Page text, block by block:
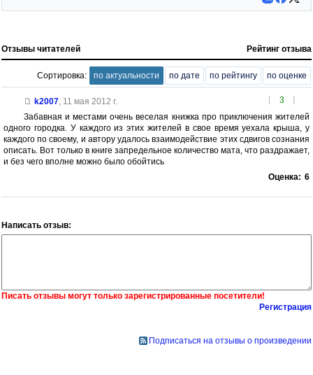
Отзывы читателей Рейтинг отзыва
Сортировка: по актуальности по дате по рейтингу по оценке
[ 3 ]
k2007, 11 мая 2012 г.
Забавная и местами очень веселая книжка про приключения жителей
одного городка. У каждого из этих жителей в свое время уехала крыша, у
каждого по своему, и автору удалось взаимодействие этих сдвигов сознания
описать. Вот только в книге запредельное количество мата, что раздражает,
и без чего вполне можно было обойтись
Оценка: 6
Написать отзыв:
Писать отзывы могут только зарегистрированные посетители!
Регистрация
Подписаться на отзывы о произведении